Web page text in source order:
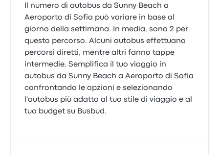
Il numero di autobus da Sunny Beach a
Aeroporto di Sofia può variare in base al
giorno della settimana. In media, sono 2 per
questo percorso. Alcuni autobus effettuano
percorsi diretti, mentre altri fanno tappe
intermedie. Semplifica il tuo viaggio in
autobus da Sunny Beach a Aeroporto di Sofia
confrontando le opzioni e selezionando
l'autobus più adatto al tuo stile di viaggio e al
tuo budget su Busbud.